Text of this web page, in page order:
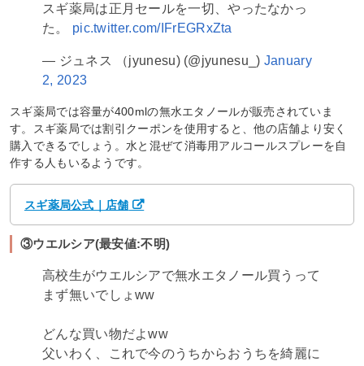
スギ薬局は正月セールを一切、やったなかっ
た。 pic.twitter.com/IFrEGRxZta
— ジュネス （jyunesu) (@jyunesu_) January
2, 2023
スギ薬局では容量が400mlの無水エタノールが販売されていま
す。スギ薬局では割引クーポンを使用すると、他の店舗より安く
購入できるでしょう。水と混ぜて消毒用アルコールスプレーを自
作する人もいるようです。
スギ薬局公式｜店舗
③ウエルシア(最安値:不明)
高校生がウエルシアで無水エタノール買うって
まず無いでしょww
どんな買い物だよww
父いわく、これで今のうちからおうちを綺麗に